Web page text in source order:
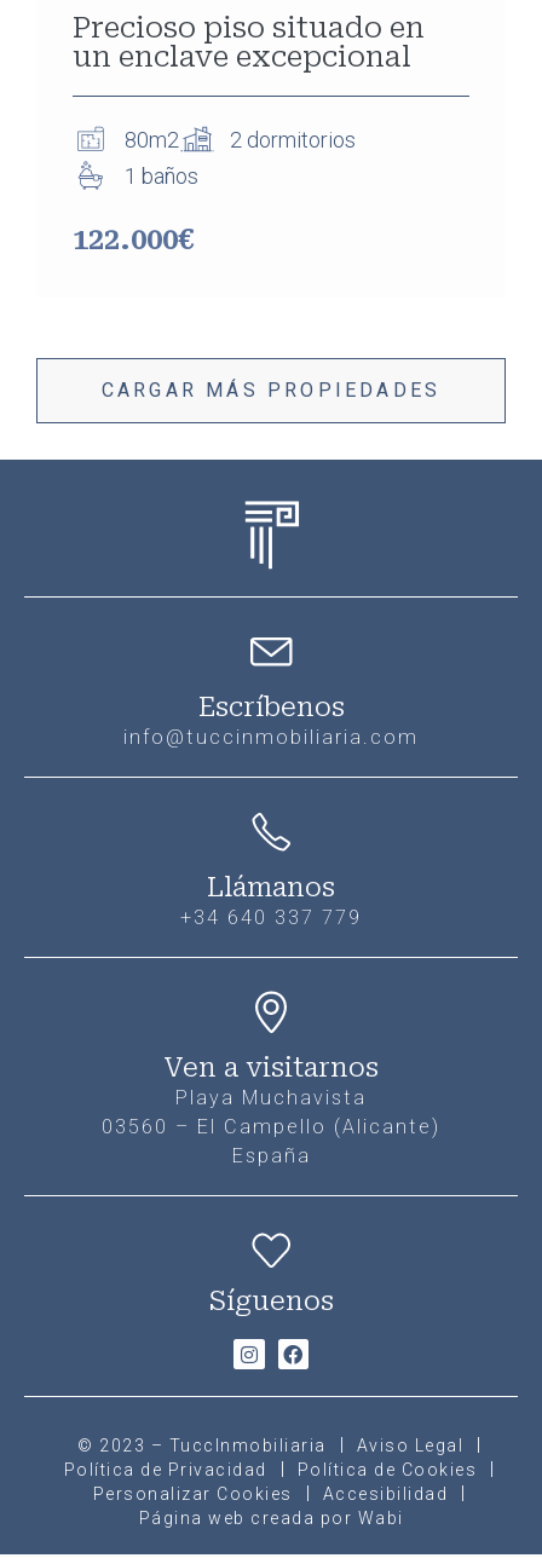
Precioso piso situado en
un enclave excepcional
80m2
2 dormitorios
1 baños
122.000€
CARGAR MÁS PROPIEDADES
Escríbenos
info@tuccinmobiliaria.com
Llámanos
+34 640 337 779
Ven a visitarnos
Playa Muchavista
03560 – El Campello (Alicante)
España
Síguenos
© 2023 – TuccInmobiliaria
Aviso Legal
Política de Privacidad
Política de Cookies
Personalizar Cookies
Accesibilidad
Página web creada por Wabi